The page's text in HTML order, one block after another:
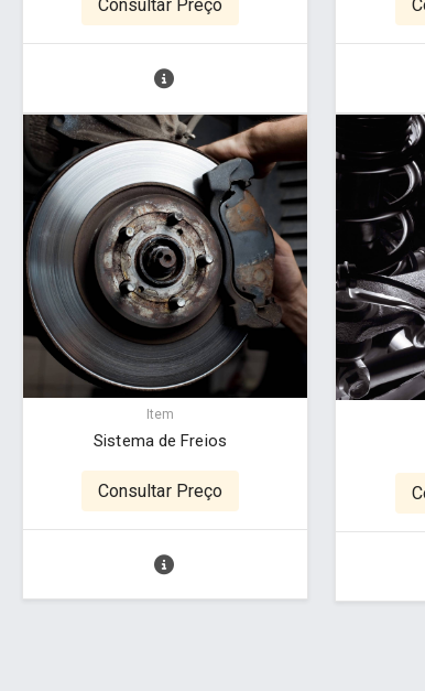
Consultar Preço
Item
Sistema de Freios
Consultar Preço